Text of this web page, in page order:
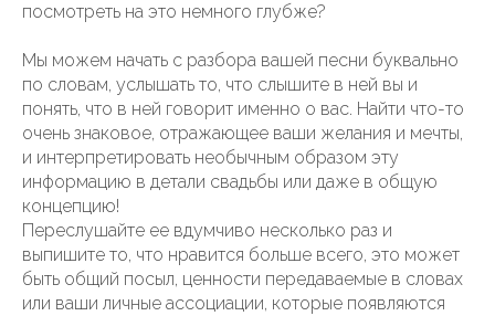
посмотреть на это немного глубже?
Мы можем начать с разбора вашей песни буквально
по словам, услышать то, что слышите в ней вы и
понять, что в ней говорит именно о вас. Найти что-то
очень знаковое, отражающее ваши желания и мечты,
и интерпретировать необычным образом эту
информацию в детали свадьбы или даже в общую
концепцию!
Переслушайте ее вдумчиво несколько раз и
выпишите то, что нравится больше всего, это может
быть общий посыл, ценности передаваемые в словах
или ваши личные ассоциации, которые появляются